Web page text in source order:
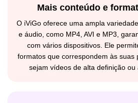
Mais conteúdo e
O iViGo oferece uma ampla
e áudio, como MP4, AVI e MP3,
com vários dispositivos. Ele
formatos que correspondem às suas
sejam vídeos de alta definição ou